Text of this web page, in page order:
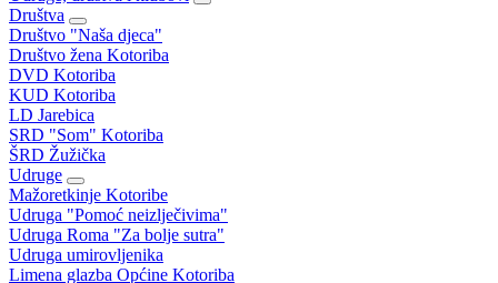
Društva
Društvo "Naša djeca"
Društvo žena Kotoriba
DVD Kotoriba
KUD Kotoriba
LD Jarebica
SRD "Som" Kotoriba
ŠRD Žužička
Udruge
Mažoretkinje Kotoribe
Udruga "Pomoć neizlječivima"
Udruga Roma "Za bolje sutra"
Udruga umirovljenika
Limena glazba Općine Kotoriba